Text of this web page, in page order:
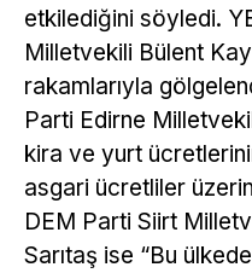
etkilediğini söyledi.
Milletvekili Bülent
rakamlarıyla
Parti Edirne
kira ve yurt
asgari ücretliler
DEM Parti Siirt
Sarıtaş ise “Bu